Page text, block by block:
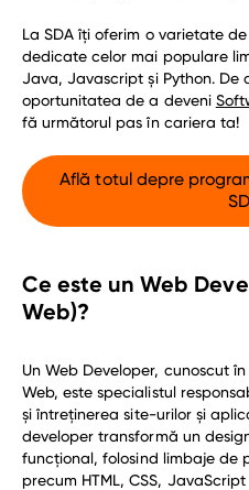
angular
baze de date
despre
despre noi
contact
garantia de angajare
blog
sfat de carieră
La SDA îți oferim o varietate de
dedicate celor mai populare
Java, Javascript și Python. De
oportunitatea de a deveni
fă următorul pas în cariera ta!
Află totul depre
Ce este un Web
Web)?
Un Web Developer, cunoscut
Web, este specialistul
și întreținerea site-urilor și
developer transformă un
funcțional, folosind limbaje de
precum HTML, CSS,